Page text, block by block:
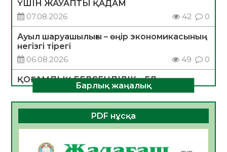
ҮШІН ЖАУАПТЫ ҚАДАМ
07.08.2026
42 0
Ауыл шаруашылығы – өңір экономикасының
негізгі тірегі
06.08.2026
49 0
ҚОҒАМДЫҚ БЕЛСЕНДІЛІК – ЕЛ
ДАМУЫНЫҢ НЕГІЗІ
06.08.2026
47 0
ҚҰРЫЛТАЙ САЙЛАУЫ – БОЛАШАҚҚА
БАСТАР ЖАУАПТЫ ТАҢДАУ
06.08.2026
Барлық жаңалық
PDF нұсқа